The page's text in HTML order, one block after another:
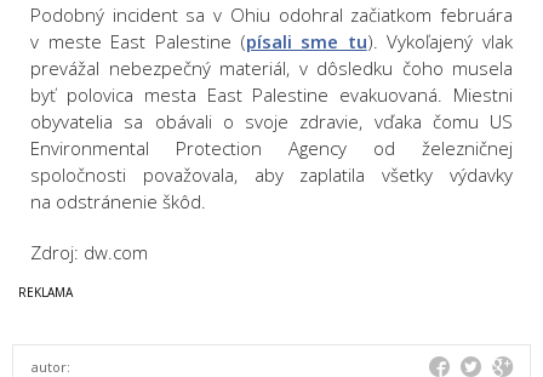
Podobný incident sa v Ohiu odohral začiatkom februára
v meste East Palestine (písali sme tu). Vykoľajený vlak
prevážal nebezpečný materiál, v dôsledku čoho musela
byť polovica mesta East Palestine evakuovaná. Miestni
obyvatelia sa obávali o svoje zdravie, vďaka čomu US
Environmental Protection Agency od železničnej
spoločnosti považovala, aby zaplatila všetky výdavky
na odstránenie škôd.
Zdroj: dw.com
autor: